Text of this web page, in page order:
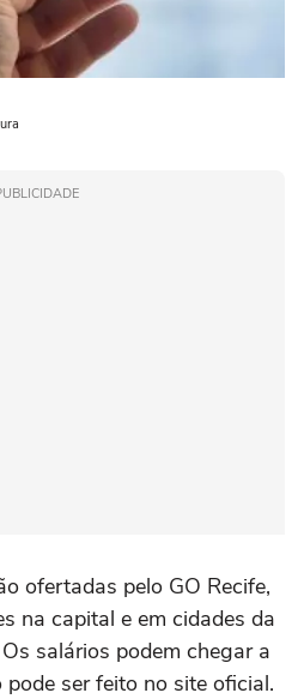
ofertadas pelo GO Recife,
na capital e em cidades da
salários podem chegar a
ser feito no site oficial.